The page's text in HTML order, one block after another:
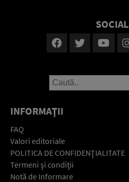
SOCIAL
INFORMAŢII
FAQ
Valori editoriale
POLITICA DE CONFIDENŢIALITATE
Termeni şi condiţii
Notă de Informare